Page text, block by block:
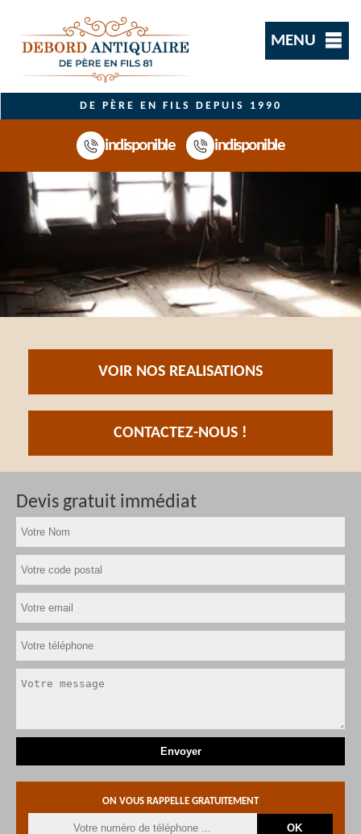
MENU
DE PÈRE EN FILS DEPUIS 1990
indisponible indisponible
VOIR NOS REALISATIONS
CONTACTEZ-NOUS !
Devis gratuit immédiat
ON VOUS RAPPELLE GRATUITEMENT